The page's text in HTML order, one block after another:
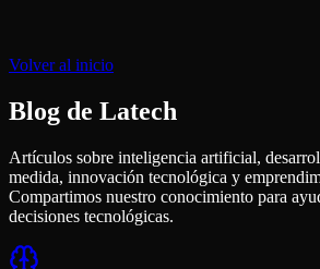
Volver al inicio
Blog de Latech
Artículos sobre inteligencia artificial,
medida, innovación tecnológica y
Compartimos nuestro conocimiento para
decisiones tecnológicas.